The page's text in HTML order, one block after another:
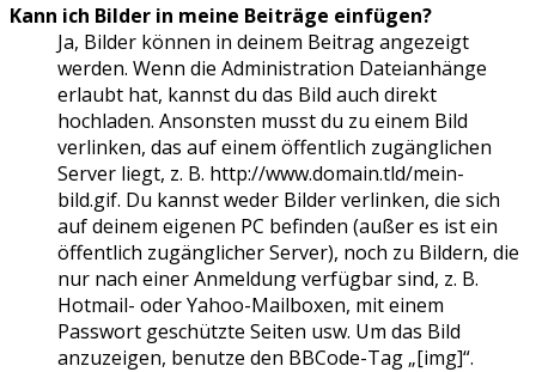
Kann ich Bilder in meine Beiträge einfügen?
Ja, Bilder können in deinem Beitrag angezeigt
werden. Wenn die Administration Dateianhänge
erlaubt hat, kannst du das Bild auch direkt
hochladen. Ansonsten musst du zu einem Bild
verlinken, das auf einem öffentlich zugänglichen
Server liegt, z. B. http://www.domain.tld/mein-
bild.gif. Du kannst weder Bilder verlinken, die sich
auf deinem eigenen PC befinden (außer es ist ein
öffentlich zugänglicher Server), noch zu Bildern, die
nur nach einer Anmeldung verfügbar sind, z. B.
Hotmail- oder Yahoo-Mailboxen, mit einem
Passwort geschützte Seiten usw. Um das Bild
anzuzeigen, benutze den BBCode-Tag „[img]“.